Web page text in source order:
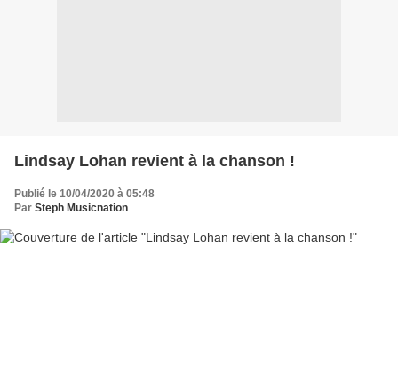
Lindsay Lohan revient à la chanson !
Publié le 10/04/2020 à 05:48
Par Steph Musicnation